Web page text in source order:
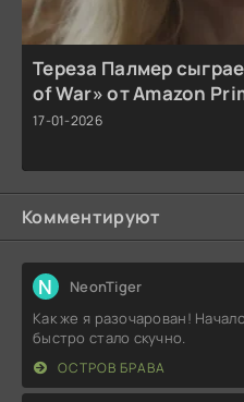
Тереза Палмер
of War» от Amazon
17-01-2026
Комментируют
N NeonTiger
Как же я разочарован!
быстро стало скучно.
ОСТРОВ БРАВА